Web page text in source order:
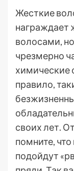
Жесткие
волосами,
чрезмерно
химические
правило,
своих лет.
помните,
подойдут